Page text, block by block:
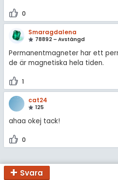
0
Smaragdalena
78892 – Avstängd
Permanentmagneter har ett
de är magnetiska hela tiden.
1
cat24
125
ahaa okej tack!
0
Svara